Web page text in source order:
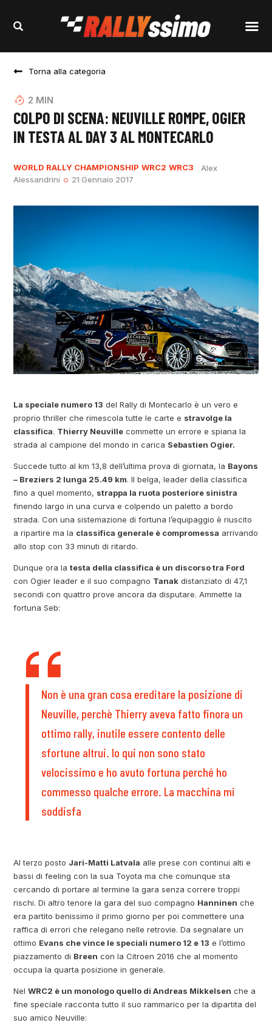
Torna alla categoria
2 MIN
COLPO DI SCENA: NEUVILLE ROMPE, OGIER
IN TESTA AL DAY 3 AL MONTECARLO
WORLD RALLY CHAMPIONSHIP WRC2 WRC3
Alex
Alessandrini
21 Gennaio 2017
La speciale numero 13 del Rally di Montecarlo è un vero e
proprio thriller che rimescola tutte le carte e stravolge la
classifica. Thierry Neuville commette un errore e spiana la
strada al campione del mondo in carica Sebastien Ogier.
Succede tutto al km 13,8 dell’ultima prova di giornata, la Bayons
– Breziers 2 lunga 25.49 km. Il belga, leader della classifica
fino a quel momento, strappa la ruota posteriore sinistra
finendo largo in una curva e colpendo un paletto a bordo
strada. Con una sistemazione di fortuna l’equipaggio è riuscito
a ripartire ma la classifica generale è compromessa arrivando
allo stop con 33 minuti di ritardo.
Dunque ora latesta della classifica è un discorso tra Ford
con Ogier leader e il suo compagno Tanak distanziato di 47,1
secondi con quattro prove ancora da disputare. Ammette la
fortuna Seb:
Non è una gran cosa ereditare la posizione di
Neuville, perchè Thierry aveva fatto finora un
ottimo rally, inutile essere contento delle
sfortune altrui. Io qui non sono stato
velocissimo e ho avuto fortuna perché ho
commesso qualche errore. La macchina mi
soddisfa
Al terzo posto Jari-Matti Latvala alle prese con continui alti e
bassi di feeling con la sua Toyota ma che comunque sta
cercando di portare al termine la gara senza correre troppi
rischi. Di altro tenore la gara del suo compagno Hanninen che
era partito benissimo il primo giorno per poi commettere una
raffica di errori che relegano nelle retrovie. Da segnalare un
ottimo Evans che vince le speciali numero 12 e 13 e l’ottimo
piazzamento di Breen con la Citroen 2016 che al momento
occupa la quarta posizione in generale.
NelWRC2 è un monologo quello di Andreas Mikkelsen che a
fine speciale racconta tutto il suo rammarico per la dipartita del
suo amico Neuville: